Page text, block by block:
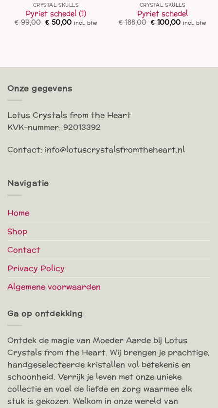
CRYSTAL SKULLS
Pyriet schedel (1)
€99,00 Oorspronkelijke
prijs
€ 50,00Huidige
prijs
incl. btw
CRYSTAL SKULLS
Pyriet schedel
€188,00 Oorspronkelijke
prijs
€ 100,00Huidige
prijs
incl. btw
Onze gegevens
Lotus Crystals from the Heart
KVK-nummer: 92013392
Contact: info@lotuscrystalsfromtheheart.nl
Navigatie
Home
Shop
Contact
Privacy Policy
Algemene voorwaarden
Ga op ontdekking
Ontdek de magie van Moeder Aarde bij Lotus
Crystals from the Heart. Wij brengen je prachtige,
handgeselecteerde kristallen vol betekenis en
schoonheid. Verrijk je leven met onze unieke
collectie en voel de liefde en zorg waarmee elk
stuk is gekozen. Welkom in onze wereld van